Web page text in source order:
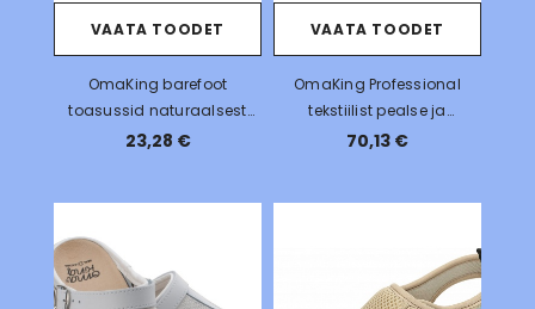
VAATA TOODET
OmaKing barefoot
toasussid naturaalsest
vildist ja kummitallaga
23,28 €
VAATA TOODET
OmaKing Professional
tekstiilist pealse ja
ergonoomilise sisetallaga
70,13 €